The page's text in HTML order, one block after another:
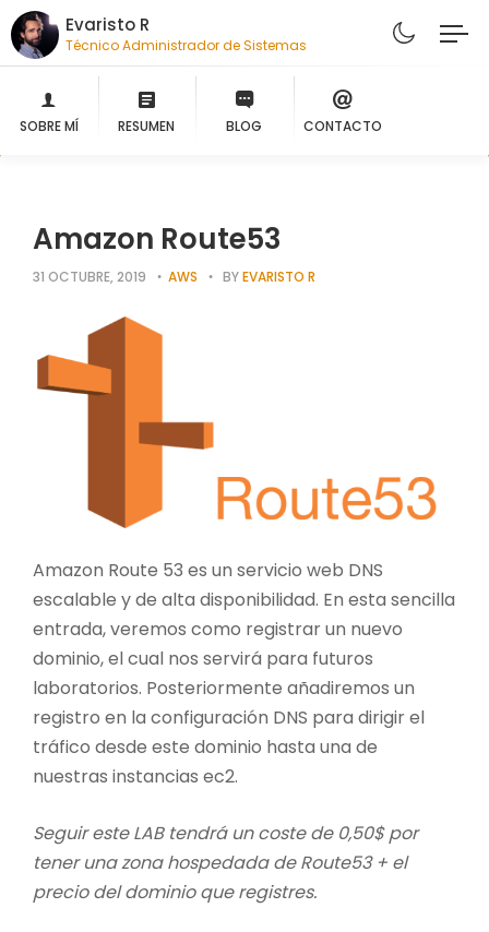
Evaristo R
Técnico Administrador de Sistemas
SOBRE MÍ RESUMEN BLOG CONTACTO
Amazon Route53
31 OCTUBRE, 2019 AWS BYEVARISTO R
Amazon Route 53 es un servicio web DNS
escalable y de alta disponibilidad. En esta sencilla
entrada, veremos como registrar un nuevo
dominio, el cual nos servirá para futuros
laboratorios. Posteriormente añadiremos un
registro en la configuración DNS para dirigir el
tráfico desde este dominio hasta una de
nuestras instancias ec2.
Seguir este LAB tendrá un coste de 0,50$ por
tener una zona hospedada de Route53 + el
precio del dominio que registres.